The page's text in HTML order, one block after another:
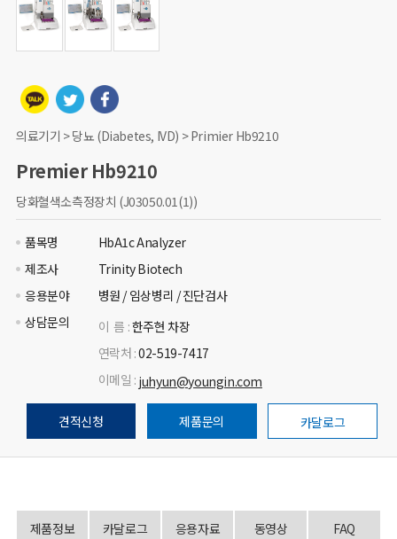
의료기기 > 당뇨 (Diabetes, IVD) > Primier Hb9210
Premier Hb9210
당화혈색소측정장치 (J03050.01(1))
품목명
HbA1c Analyzer
제조사
Trinity Biotech
응용분야
병원 / 임상병리 / 진단검사
상담문의
이 름 :한주현 차장
연락처 :02-519-7417
이메일 : juhyun@youngin.com
견적신청 제품문의 카달로그
제품정보 카달로그 응용자료 동영상 FAQ